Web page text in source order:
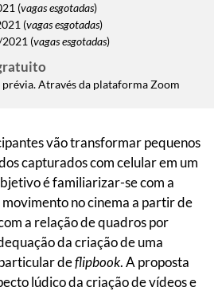
(vagas esgotadas)
(vagas esgotadas)
(vagas esgotadas)
prévia. Através da plataforma Zoom
vão transformar pequenos
capturados com celular em um
é familiarizar-se com a
no cinema a partir de
a relação de quadros por
da criação de uma
deflipbook. A proposta
lúdico da criação de vídeos e